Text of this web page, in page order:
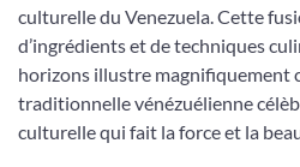
culturelle du Venezuela. Cette
d’ingrédients et de techniques
horizons illustre magnifiquement
traditionnelle vénézuélienne
culturelle qui fait la force et la